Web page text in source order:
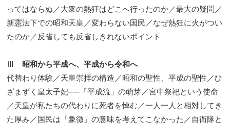
ってはならぬ／大衆の熱狂はどこへ行ったのか／最大の疑問／
新憲法下での昭和天皇／変わらない国民／なぜ熱狂に火がつい
たのか／反省しても反省しきれないポイント
Ⅲ 昭和から平成へ、平成から令和へ
代替わり体験／天皇崇拝の構造／昭和の聖性、平成の聖性／ひ
ざまずく皇太子妃──「平成流」の萌芽／宮中祭祀という使命
／天皇が私たちの代わりに死者を悼む／一人一人と相対してき
た厚み／国民は「象徴」の意味を考えてこなかった／自衛隊と